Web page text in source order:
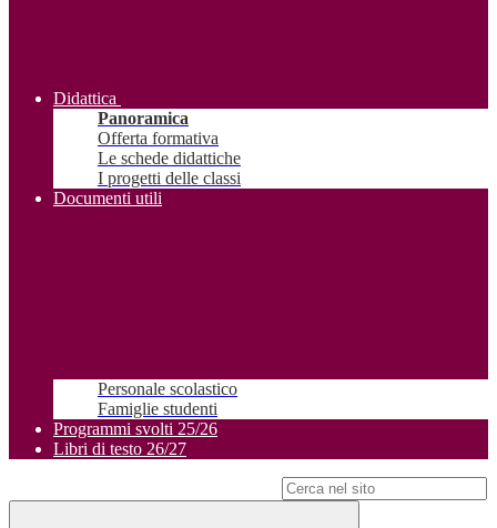
Didattica
Panoramica
Offerta formativa
Le schede didattiche
I progetti delle classi
Documenti utili
Personale scolastico
Famiglie studenti
Programmi svolti 25/26
Libri di testo 26/27